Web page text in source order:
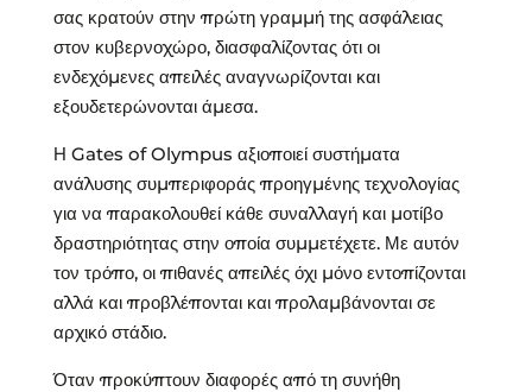
σας κρατούν στην πρώτη γραμμή της ασφάλειας
στον κυβερνοχώρο, διασφαλίζοντας ότι οι
ενδεχόμενες απειλές αναγνωρίζονται και
εξουδετερώνονται άμεσα.
Η Gates of Olympus αξιοποιεί συστήματα
ανάλυσης συμπεριφοράς προηγμένης τεχνολογίας
για να παρακολουθεί κάθε συναλλαγή και μοτίβο
δραστηριότητας στην οποία συμμετέχετε. Με αυτόν
τον τρόπο, οι πιθανές απειλές όχι μόνο εντοπίζονται
αλλά και προβλέπονται και προλαμβάνονται σε
αρχικό στάδιο.
Όταν προκύπτουν διαφορές από τη συνήθη